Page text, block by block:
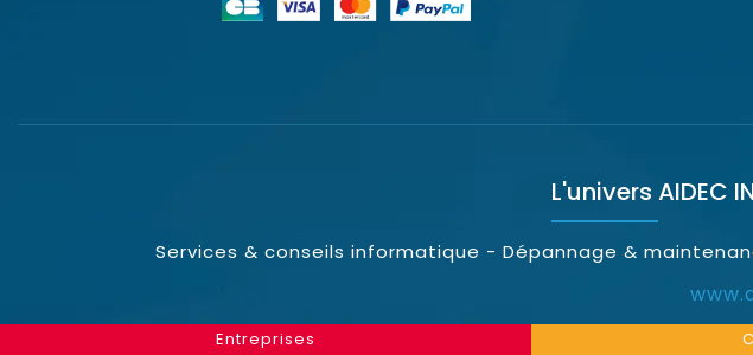
L'univers AIDEC
Services & conseils informatique - Dépannage &
Entreprises